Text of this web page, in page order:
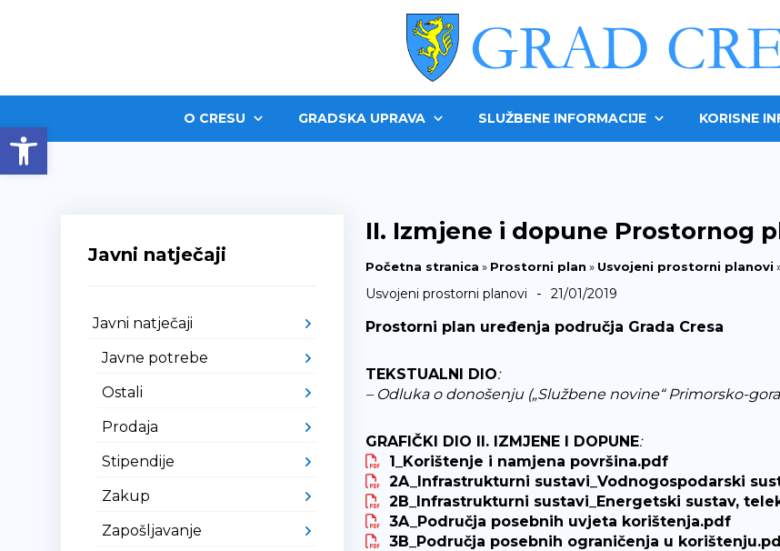
Open toolbarO CRESU GRADSKA UPRAVA SLUŽBENE INFORMACIJE KORISNE
II. Izmjene i dopune Prostornog
Početna stranica » Prostorni plan » Usvojeni prostorni planovi
Usvojeni prostorni planovi - 21/01/2019
Prostorni plan uređenja područja Grada Cresa
TEKSTUALNI DIO:
– Odluka o donošenju („Službene novine“ Primorsko-
GRAFIČKI DIO II. IZMJENE I DOPUNE:
1_Korištenje i namjena površina.pdf
2A_Infrastrukturni sustavi_Vodnogospodarski
2B_Infrastrukturni sustavi_Energetski sustav,
3A_Područja posebnih uvjeta korištenja.pdf
3B_Područja posebnih ograničenja u
Javni natječaji
Javni natječaji
Javne potrebe
Ostali
Prodaja
Stipendije
Zakup
Zapošljavanje